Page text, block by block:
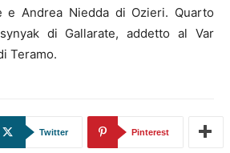
e Andrea Niedda di Ozieri. Quarto
di Gallarate, addetto al Var
Teramo.
Twitter Pinterest